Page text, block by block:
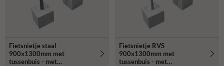
Fietsnietje staal
900x1300mm met
tussenbuis - met
Fietsnietje RVS
900x1300mm met
tussenbuis - met